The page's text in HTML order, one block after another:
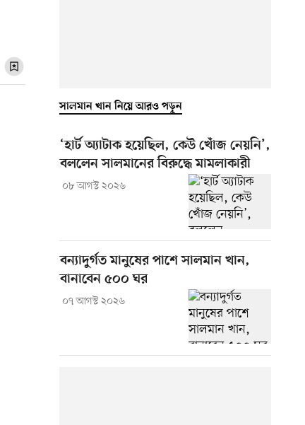
সালমান খান নিয়ে আরও পড়ুন
‘হার্ট অ্যাটাক হয়েছিল, কেউ খোঁজ নেয়নি’,
বললেন সালমানের বিরুদ্ধে মামলাকারী
০৮ আগস্ট ২০২৬
বন্যাদুর্গত মানুষের পাশে সালমান খান,
বানাবেন ৫০০ ঘর
০৭ আগস্ট ২০২৬